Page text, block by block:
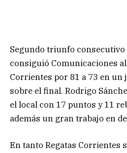
Segundo triunfo
consiguió Comunicaciones
Corrientes por 81 a 73 en un
sobre el final. Rodrigo
el local con 17 puntos y 11
además un gran trabajo en
En tanto Regatas Corrientes